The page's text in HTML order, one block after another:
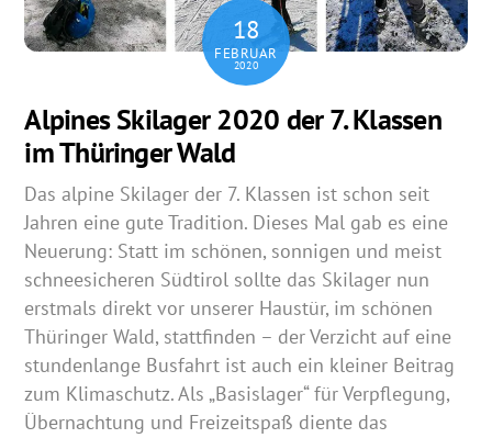
18
FEBRUAR
2020
Alpines Skilager 2020 der 7. Klassen
im Thüringer Wald
Das alpine Skilager der 7. Klassen ist schon seit
Jahren eine gute Tradition. Dieses Mal gab es eine
Neuerung: Statt im schönen, sonnigen und meist
schneesicheren Südtirol sollte das Skilager nun
erstmals direkt vor unserer Haustür, im schönen
Thüringer Wald, stattfinden – der Verzicht auf eine
stundenlange Busfahrt ist auch ein kleiner Beitrag
zum Klimaschutz. Als „Basislager“ für Verpflegung,
Übernachtung und Freizeitspaß diente das